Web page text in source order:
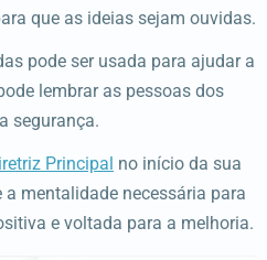
que as ideias sejam ouvidas.
pode ser usada para ajudar a
lembrar as pessoas dos
segurança.
Principal no início da sua
mentalidade necessária para
e voltada para a melhoria.